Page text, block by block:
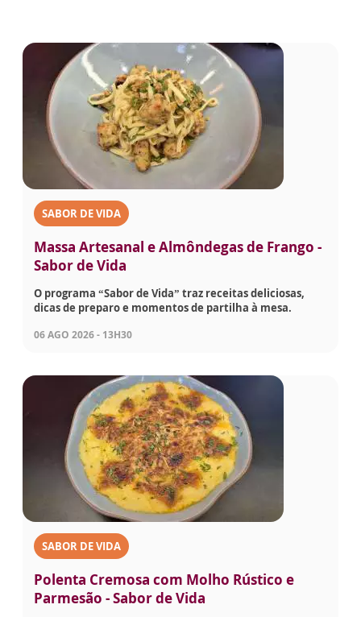
SABOR DE VIDA
Massa Artesanal e Almôndegas de Frango -
Sabor de Vida
O programa “Sabor de Vida” traz receitas deliciosas,
dicas de preparo e momentos de partilha à mesa.
06 AGO 2026 - 13H30
SABOR DE VIDA
Polenta Cremosa com Molho Rústico e
Parmesão - Sabor de Vida